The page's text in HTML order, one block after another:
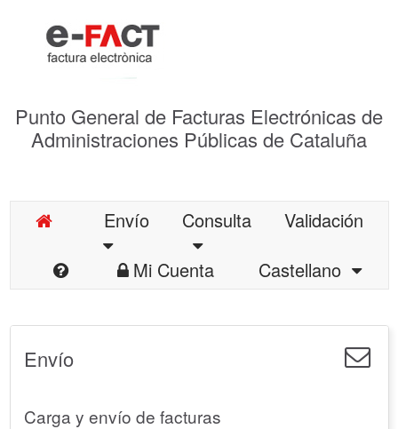
Punto General de Facturas Electrónicas de
Administraciones Públicas de Cataluña
Envío Consulta
Validación
Mi Cuenta
Castellano
Envío
Carga y envío de facturas